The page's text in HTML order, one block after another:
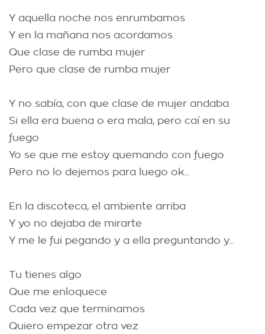
Y aquella noche nos enrumbamos
Y en la mañana nos acordamos
Que clase de rumba mujer
Pero que clase de rumba mujer
Y no sabía, con que clase de mujer andaba
Si ella era buena o era mala, pero caí en su
fuego
Yo se que me estoy quemando con fuego
Pero no lo dejemos para luego ok...
En la discoteca, el ambiente arriba
Y yo no dejaba de mirarte
Y me le fui pegando y a ella preguntando y...
Tu tienes algo
Que me enloquece
Cada vez que terminamos
Quiero empezar otra vez